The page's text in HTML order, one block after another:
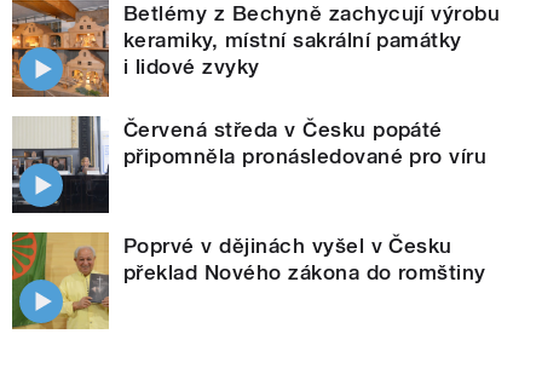
Betlémy z Bechyně zachycují výrobu
keramiky, místní sakrální památky
i lidové zvyky
Červená středa v Česku popáté
připomněla pronásledované pro víru
Poprvé v dějinách vyšel v Česku
překlad Nového zákona do romštiny